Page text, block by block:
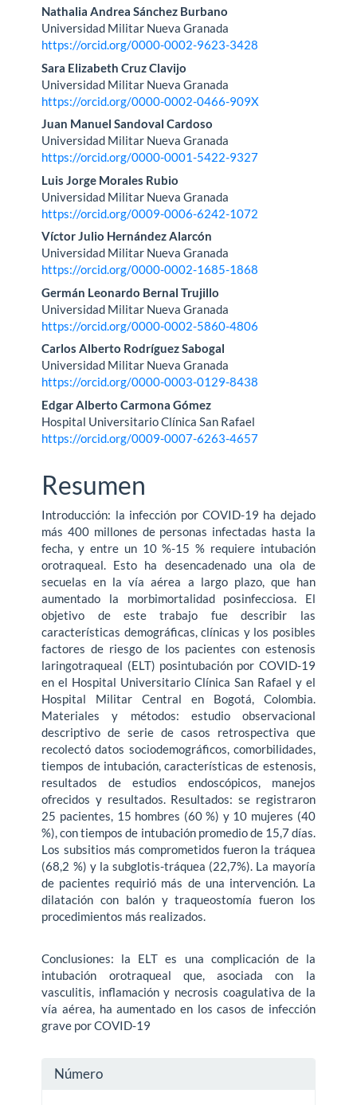
Contenido
principal
del
artículo
Nathalia Andrea Sánchez Burbano
Universidad Militar Nueva Granada
https://orcid.org/0000-0002-9623-3428
Sara Elizabeth Cruz Clavijo
Universidad Militar Nueva Granada
https://orcid.org/0000-0002-0466-909X
Juan Manuel Sandoval Cardoso
Universidad Militar Nueva Granada
https://orcid.org/0000-0001-5422-9327
Luis Jorge Morales Rubio
Universidad Militar Nueva Granada
https://orcid.org/0009-0006-6242-1072
Víctor Julio Hernández Alarcón
Universidad Militar Nueva Granada
https://orcid.org/0000-0002-1685-1868
Germán Leonardo Bernal Trujillo
Universidad Militar Nueva Granada
https://orcid.org/0000-0002-5860-4806
Carlos Alberto Rodríguez Sabogal
Universidad Militar Nueva Granada
https://orcid.org/0000-0003-0129-8438
Edgar Alberto Carmona Gómez
Hospital Universitario Clínica San Rafael
https://orcid.org/0009-0007-6263-4657
Resumen
Introducción: la infección por COVID-19 ha dejado
más 400 millones de personas infectadas hasta la
fecha, y entre un 10 %-15 % requiere intubación
orotraqueal. Esto ha desencadenado una ola de
secuelas en la vía aérea a largo plazo, que han
aumentado la morbimortalidad posinfecciosa. El
objetivo de este trabajo fue describir las
características demográficas, clínicas y los posibles
factores de riesgo de los pacientes con estenosis
laringotraqueal (ELT) posintubación por COVID-19
en el Hospital Universitario Clínica San Rafael y el
Hospital Militar Central en Bogotá, Colombia.
Materiales y métodos: estudio observacional
descriptivo de serie de casos retrospectiva que
recolectó datos sociodemográficos, comorbilidades,
tiempos de intubación, características de estenosis,
resultados de estudios endoscópicos, manejos
ofrecidos y resultados. Resultados: se registraron
25 pacientes, 15 hombres (60 %) y 10 mujeres (40
%), con tiempos de intubación promedio de 15,7 días.
Los subsitios más comprometidos fueron la tráquea
(68,2 %) y la subglotis-tráquea (22,7%). La mayoría
de pacientes requirió más de una intervención. La
dilatación con balón y traqueostomía fueron los
procedimientos más realizados.
Conclusiones: la ELT es una complicación de la
intubación orotraqueal que, asociada con la
vasculitis, inflamación y necrosis coagulativa de la
vía aérea, ha aumentado en los casos de infección
grave por COVID-19
Detalles
Número